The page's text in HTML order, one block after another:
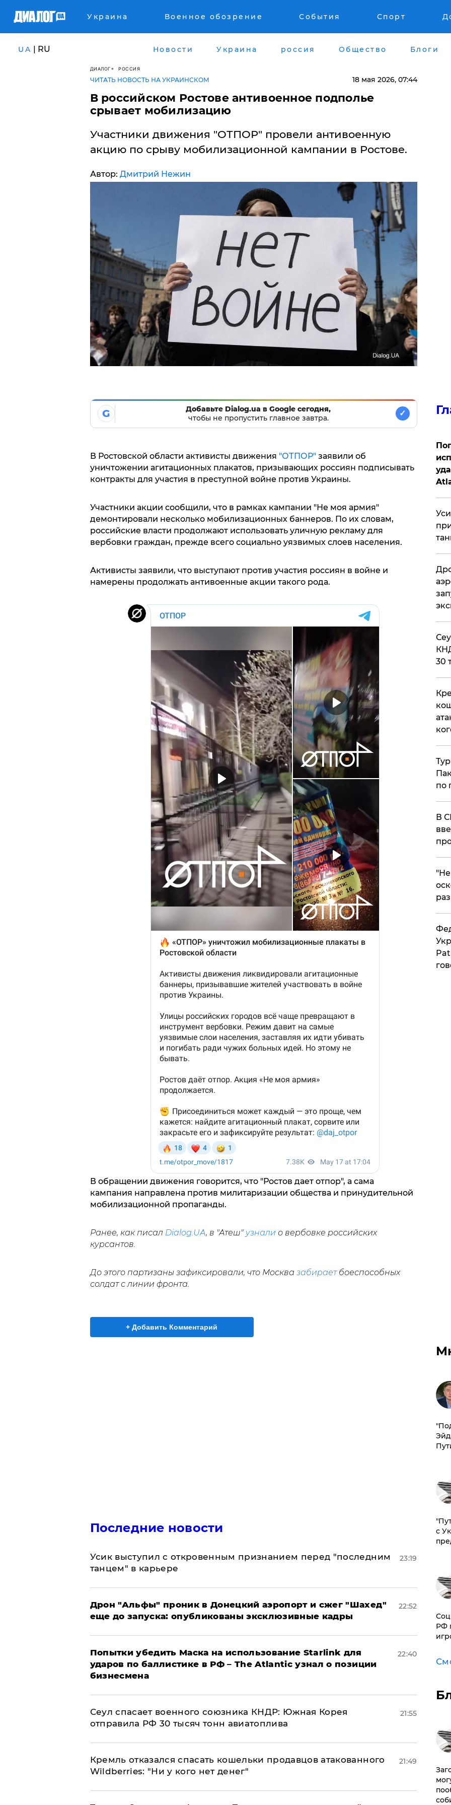
Украина Военное обозрение События Спорт
UA | RU Новости Украина россия Общество Блоги
ДИАЛОГ РОССИЯ
ЧИТАТЬ НОВОСТЬ НА УКРАИНСКОМ 18 мая 2026, 07:44
В российском Ростове антивоенное подполье
срывает мобилизацию
Участники движения "ОТПОР" провели антивоенную
акцию по срыву мобилизационной кампании в Ростове.
Автор: Дмитрий Нежин
G
Добавьте Dialog.ua в Google сегодня,
чтобы не пропустить главное завтра.
✓
В Ростовской области активисты движения "ОТПОР"заявили об
уничтожении агитационных плакатов, призывающих россиян подписывать
контракты для участия в преступной войне против Украины.
Участники акции сообщили, что в рамках кампании "Не моя армия"
демонтировали несколько мобилизационных баннеров. По их словам,
российские власти продолжают использовать уличную рекламу для
вербовки граждан, прежде всего социально уязвимых слоев населения.
Активисты заявили, что выступают против участия россиян в войне и
намерены продолжать антивоенные акции такого рода.
В обращении движения говорится, что "Ростов дает отпор", а сама
кампания направлена против милитаризации общества и принудительной
мобилизационной пропаганды.
Ранее, как писал Dialog.UA, в "Атеш" узнали о вербовке российских
курсантов.
До этого партизаны зафиксировали, что Москва забираетбоеспособных
солдат с линии фронта.
+ Добавить Комментарий
Последние новости
Усик выступил с откровенным признанием перед "последним
танцем" в карьере
23:19
Дрон "Альфы" проник в Донецкий аэропорт и сжег "Шахед"
еще до запуска: опубликованы эксклюзивные кадры
22:52
Попытки убедить Маска на использование Starlink для
ударов по баллистике в РФ – The Atlantic узнал о позиции
бизнесмена
22:40
​Сеул спасает военного союзника КНДР: Южная Корея
отправила РФ 30 тысяч тонн авиатоплива
21:55
Кремль отказался спасать кошельки продавцов атакованного
Wildberries: "Ни у кого нет денег"
21:49
30
по
В
с
РФ